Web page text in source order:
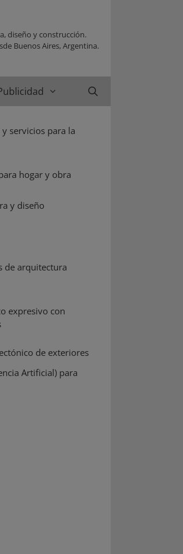
diseño y construcción.
Buenos Aires, Argentina.